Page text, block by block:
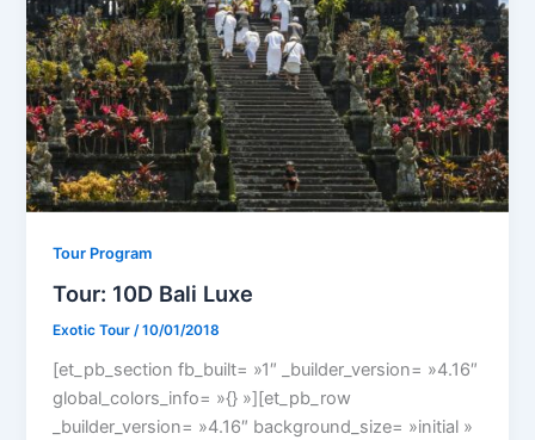
Tour Program
Tour: 10D Bali Luxe
Exotic Tour/10/01/2018
[et_pb_section fb_built= »1″ _builder_version= »4.16″
global_colors_info= »{} »][et_pb_row
_builder_version= »4.16″ background_size= »initial »